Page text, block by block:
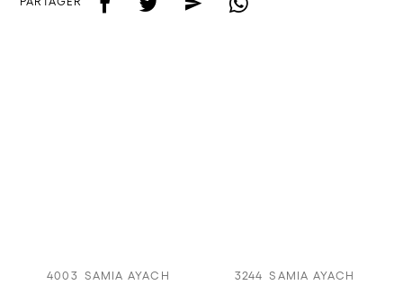
4003 SAMIA AYACH 3244 SAMIA AYACH